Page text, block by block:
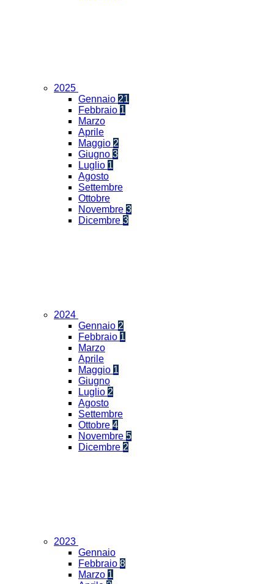
2025
Gennaio 21
Febbraio 1
Marzo
Aprile
Maggio 2
Giugno 3
Luglio 1
Agosto
Settembre
Ottobre
Novembre 3
Dicembre 3
2024
Gennaio 2
Febbraio 1
Marzo
Aprile
Maggio 1
Giugno
Luglio 2
Agosto
Settembre
Ottobre 4
Novembre 5
Dicembre 2
2023
Gennaio
Febbraio 8
Marzo 1